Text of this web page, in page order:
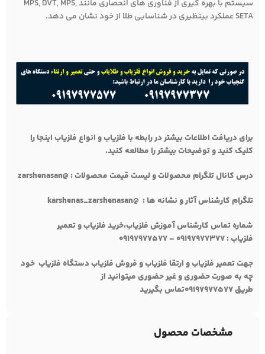
سیستم با بهره گیری از فناوری های انحصاری مانند MPS, DVT, MPS,
SETA عملکرد بینظیری در شناسایی طلا از خود نشان می دهد.
برای دریافت اطلاعات بیشتر در رابطه با فلزیاب و انواع فلزیاب اینجا را
کلیک کنید و توضیحات بیشتر را مطالعه کنید.
درس کانال تلگرام محصولات و لیست قیمت محصولات : @zarshenasan
تلگرام کارشناس آثار و نشانه ها : @karshenas_zarshenasan
شماره تماس کارشناس آموزش فلزیاب،خرید فلزیاب و تعمیر
فلزیاب :
جهت تعمیر فلزیاب و ارتقا فلزیاب و فروش فلزیاب دستگاه فلزیاب خود
چه به صورت حضوری و غیر حضوری میتوانید از
طریق۰۹۱۹۷۹۷۷۵۷۷تماس بگیرید
مشخصات محصول